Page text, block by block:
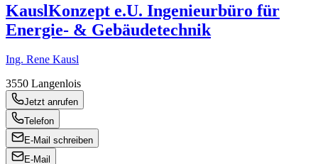
KauslKonzept e.U. Ingenieurbüro für
Energie- & Gebäudetechnik
Ing. Rene Kausl
3550 Langenlois
Jetzt anrufen
Telefon
E-Mail schreiben
E-Mail